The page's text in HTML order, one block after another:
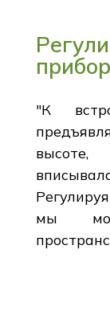
"К
мы